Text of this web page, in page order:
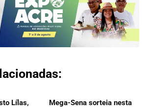
Lílas,
Mega-Sena sorteia nesta